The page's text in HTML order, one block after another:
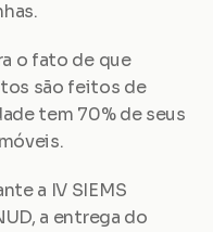
o fato de que
são feitos de
tem 70% de seus
a IV SIEMS
a entrega do